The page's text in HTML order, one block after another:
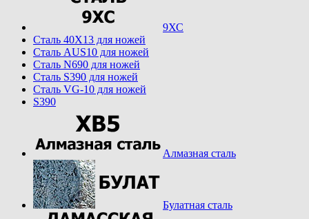
9ХС
Cталь 40Х13 для ножей
Cталь AUS10 для ножей
Cталь N690 для ножей
Cталь S390 для ножей
Cталь VG-10 для ножей
S390
Алмазная сталь
Булатная сталь